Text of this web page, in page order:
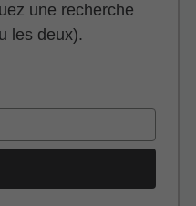
une recherche
les deux).